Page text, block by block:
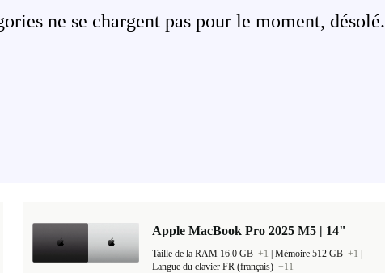
ne se chargent pas pour le moment, désolé.
Apple MacBook Pro 2025 M5 | 14"
Taille de la RAM 16.0 GB +1 Mémoire 512 GB +1
Langue du clavier FR (français) +11